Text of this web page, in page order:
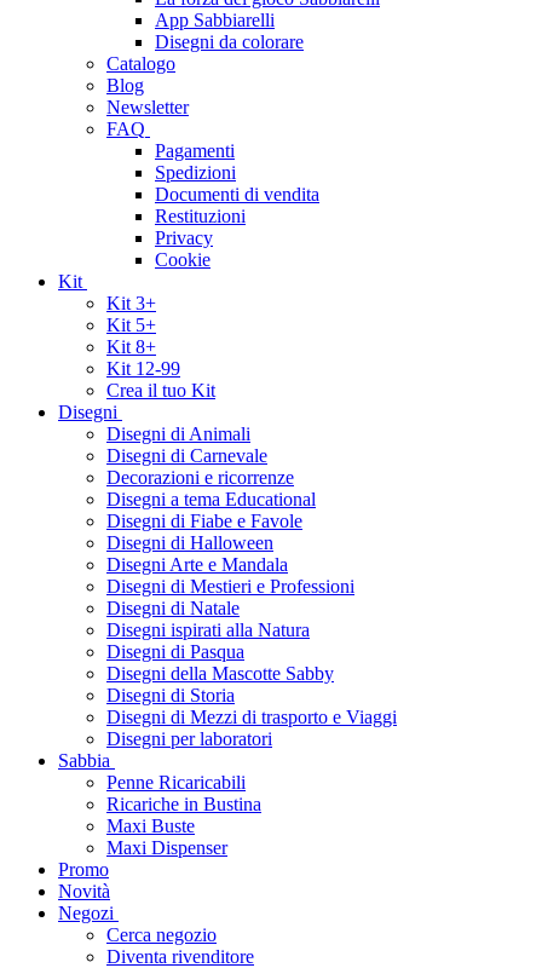
App Sabbiarelli
Disegni da colorare
Catalogo
Blog
Newsletter
FAQ
Pagamenti
Spedizioni
Documenti di vendita
Restituzioni
Privacy
Cookie
Kit
Kit 3+
Kit 5+
Kit 8+
Kit 12-99
Crea il tuo Kit
Disegni
Disegni di Animali
Disegni di Carnevale
Decorazioni e ricorrenze
Disegni a tema Educational
Disegni di Fiabe e Favole
Disegni di Halloween
Disegni Arte e Mandala
Disegni di Mestieri e Professioni
Disegni di Natale
Disegni ispirati alla Natura
Disegni di Pasqua
Disegni della Mascotte Sabby
Disegni di Storia
Disegni di Mezzi di trasporto e Viaggi
Disegni per laboratori
Sabbia
Penne Ricaricabili
Ricariche in Bustina
Maxi Buste
Maxi Dispenser
Promo
Novità
Negozi
Cerca negozio
Diventa rivenditore